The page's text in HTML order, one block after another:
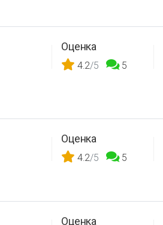
Оценка
4.2/5 5
Оценка
4.2/5 5
Оценка